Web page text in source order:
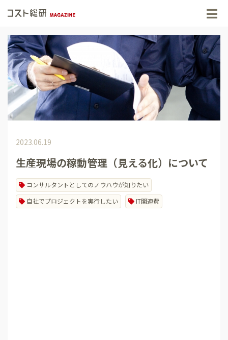
2023.06.19
生産現場の稼動管理（見える化）について
コンサルタントとしてのノウハウが知りたい
自社でプロジェクトを実行したい
IT関連費